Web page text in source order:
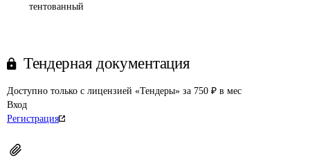
тентованный
Тендерная документация
Доступно только с лицензией «Тендеры» за 750 ₽ в мес
Вход
Регистрация